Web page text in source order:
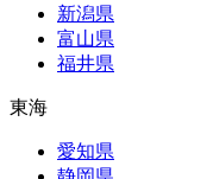
新潟県
富山県
福井県
東海
愛知県